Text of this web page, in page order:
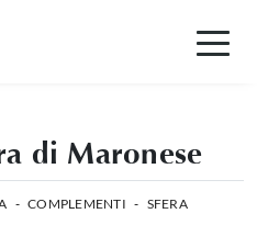
di Maronese
- COMPLEMENTI - SFERA